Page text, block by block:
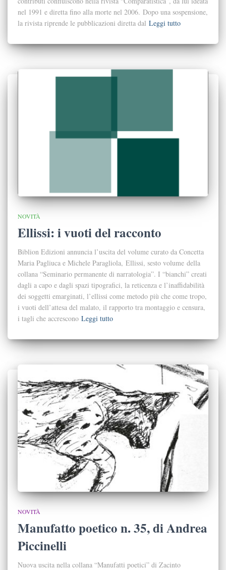
nel 1991 e diretta fino alla morte nel 2006. Dopo una sospensione,
la rivista riprende le pubblicazioni diretta dal Leggi tutto
NOVITÀ
Ellissi: i vuoti del racconto
Biblion Edizioni annuncia l’uscita del volume curato da Concetta
Maria Pagliuca e Michele Paragliola, Ellissi, sesto volume della
collana “Seminario permanente di narratologia”. I “bianchi” creati
dagli a capo e dagli spazi tipografici, la reticenza e l’inaffidabilità
dei soggetti emarginati, l’ellissi come metodo più che come tropo,
i vuoti dell’attesa del malato, il rapporto tra montaggio e censura,
i tagli che accrescono Leggi tutto
NOVITÀ
Manufatto poetico n. 35, di Andrea
Piccinelli
Nuova uscita nella collana “Manufatti poetici” di Zacinto